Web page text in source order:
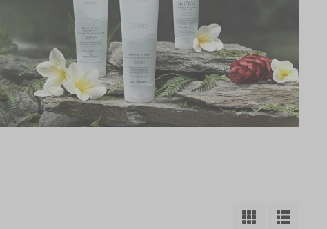
PHYTO
RENE FURTERER
WOODY´S for men